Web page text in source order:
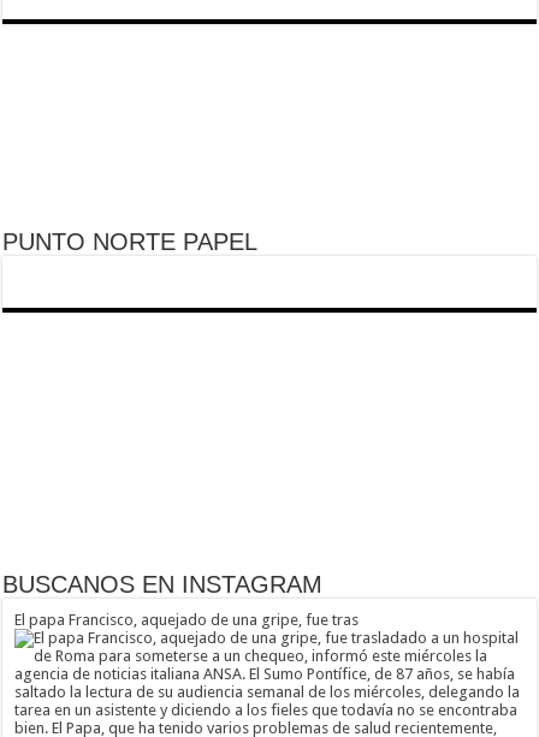
PUNTO NORTE PAPEL
BUSCANOS EN INSTAGRAM
El papa Francisco, aquejado de una gripe, fue tras